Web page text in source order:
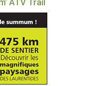
ATV Trail